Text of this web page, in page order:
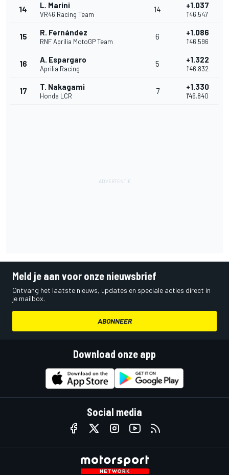
14 L. Marini
VR46 Racing Team
14 +1.037
1'46.547
15 R. Fernández
RNF Aprilia MotoGP Team
6 +1.086
1'46.596
16 A. Espargaro
Aprilia Racing
5 +1.322
1'46.832
17 T. Nakagami
Honda LCR
7 +1.330
1'46.840
Meld je aan voor onze nieuwsbrief
Ontvang het laatste nieuws, updates en speciale acties direct in
je mailbox.
ABONNEER
Download onze app
Social media